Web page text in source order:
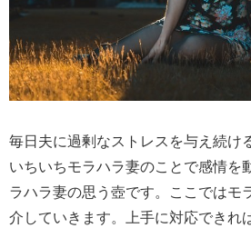
毎日夫に過剰なストレスを与え続け
いちいちモラハラ妻のことで感情を
ラハラ妻の思う壺です。ここではモ
介していきます。上手に対応できれ